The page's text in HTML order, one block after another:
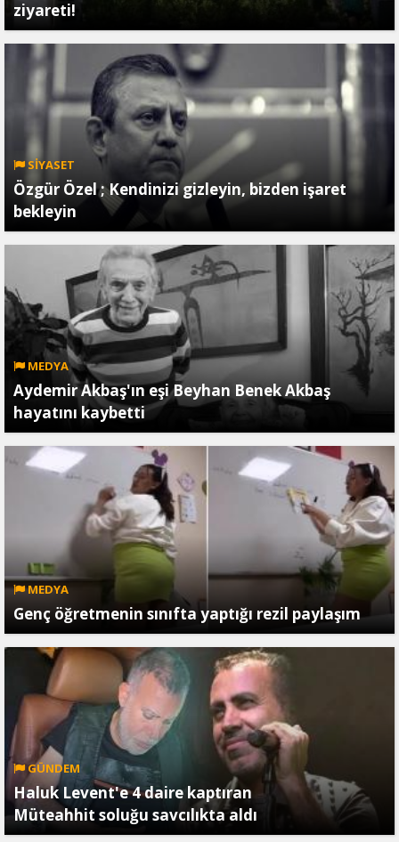
ziyareti!
SİYASET
Özgür Özel ; Kendinizi gizleyin, bizden işaret
bekleyin
MEDYA
Aydemir Akbaş'ın eşi Beyhan Benek Akbaş
hayatını kaybetti
MEDYA
Genç öğretmenin sınıfta yaptığı rezil paylaşım
GÜNDEM
Haluk Levent'e 4 daire kaptıran
Müteahhit soluğu savcılıkta aldı